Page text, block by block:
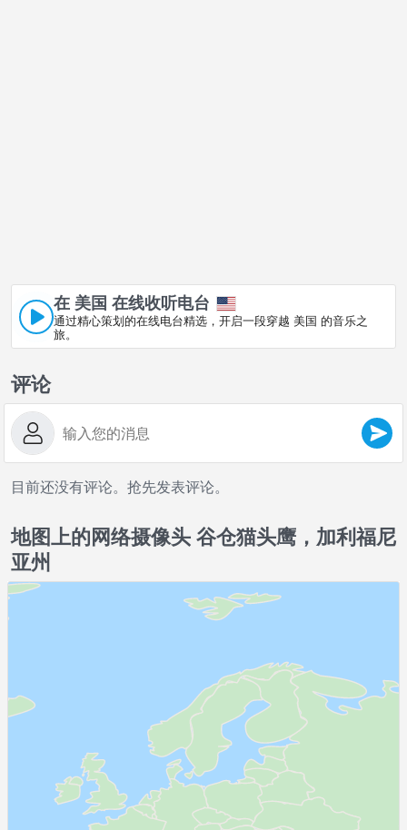
在 美国 在线收听电台
通过精心策划的在线电台精选，开启一段穿越 美国 的音乐之
旅。
评论
目前还没有评论。抢先发表评论。
地图上的网络摄像头 谷仓猫头鹰，加利福尼
亚州